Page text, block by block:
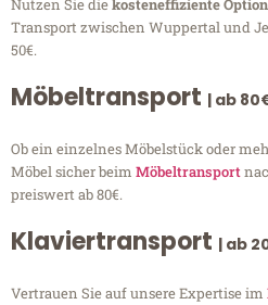
Nutzen Sie diekosteneffiziente Option
Transport zwischen Wuppertal und
50€.
Möbeltransport | ab
Ob ein einzelnes Möbelstück oder
Möbel sicher beim Möbeltransport
preiswert ab 80€.
Klaviertransport | ab
Vertrauen Sie auf unsere Expertise im